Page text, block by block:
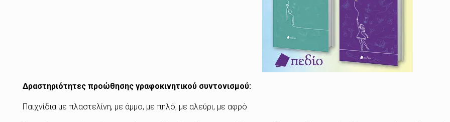
Δραστηριότητες προώθησης γραφοκινητικού συντονισμού:
Παιχνίδια με πλαστελίνη, με άμμο, με πηλό, με αλεύρι, με αφρό